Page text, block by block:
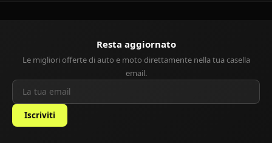
Resta aggiornato
Le migliori offerte di auto e moto direttamente nella tua casella
email.
Iscriviti